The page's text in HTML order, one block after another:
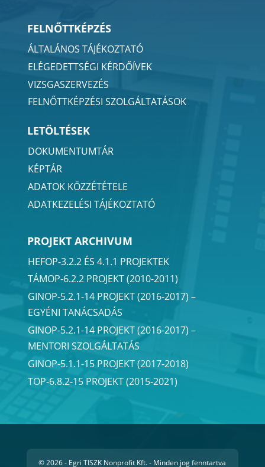
FELNŐTTKÉPZÉS
ÁLTALÁNOS TÁJÉKOZTATÓ
ELÉGEDETTSÉGI KÉRDŐÍVEK
VIZSGASZERVEZÉS
FELNŐTTKÉPZÉSI SZOLGÁLTATÁSOK
LETÖLTÉSEK
DOKUMENTUMTÁR
KÉPTÁR
ADATOK KÖZZÉTÉTELE
ADATKEZELÉSI TÁJÉKOZTATÓ
PROJEKT ARCHIVUM
HEFOP-3.2.2 ÉS 4.1.1 PROJEKTEK
TÁMOP-6.2.2 PROJEKT (2010-2011)
GINOP-5.2.1-14 PROJEKT (2016-2017) –
EGYÉNI TANÁCSADÁS
GINOP-5.2.1-14 PROJEKT (2016-2017) –
MENTORI SZOLGÁLTATÁS
GINOP-5.1.1-15 PROJEKT (2017-2018)
TOP-6.8.2-15 PROJEKT (2015-2021)
© 2026 - Egri TISZK Nonprofit Kft. - Minden jog fenntartva